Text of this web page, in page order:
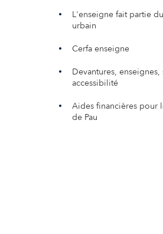
L'enseigne fait partie
urbain
Cerfa enseigne
Devantures,
accessibilité
Aides financières pour
de Pau